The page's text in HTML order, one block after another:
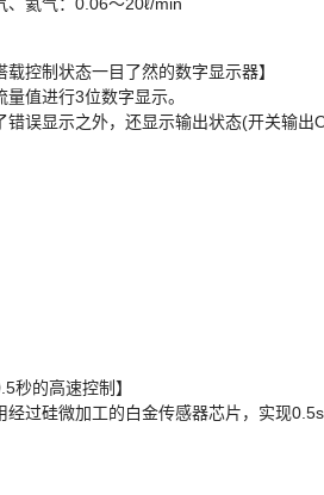
载控制状态一目了然的数字显示器】
量值进行3位数字显示。
错误显示之外，还显示输出状态(开关输出
秒的高速控制】
经过硅微加工的白金传感器芯片，实现